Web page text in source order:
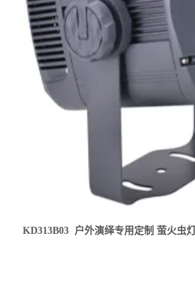
KD313B03 户外演绎专用定制 萤火虫灯